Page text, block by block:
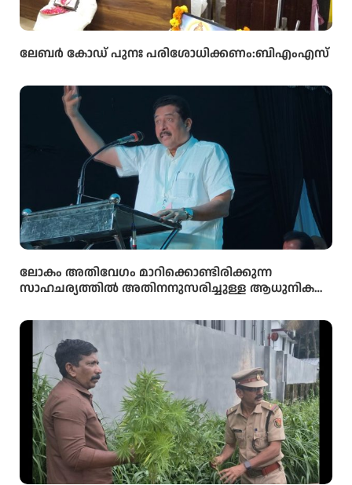
ലേബർ കോഡ് പുനഃ പരിശോധിക്കണം:ബിഎംഎസ്
ലോകം അതിവേഗം മാറിക്കൊണ്ടിരിക്കുന്ന
സാഹചര്യത്തിൽ അതിനനുസരിച്ചുള്ള ആധുനിക
വിദ്യാർഥികൾക്ക് ലഭ്യമാക്കുകയാണ് സർക്കാരിന്റെ
ലക്ഷ്യമെന്ന് സംസ്ഥാന വിദ്യാഭ്യാസ മന്ത്രി അഡ്വ.എൻ.
ഷംസുദ്ദീൻ